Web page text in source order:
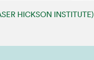
HICKSON INSTITUTE)